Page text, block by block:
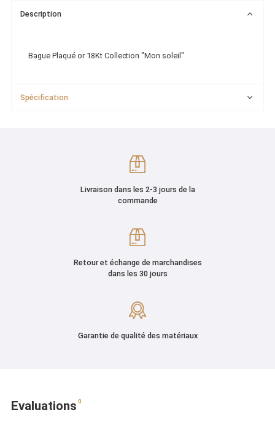
Description
Bague Plaqué or 18Kt Collection "Mon soleil"
Spécification
Livraison dans les 2-3 jours de la
commande
Retour et échange de marchandises
dans les 30 jours
Garantie de qualité des matériaux
Evaluations 0